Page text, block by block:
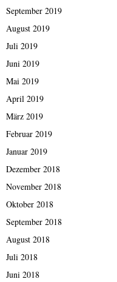
September 2019
August 2019
Juli 2019
Juni 2019
Mai 2019
April 2019
März 2019
Februar 2019
Januar 2019
Dezember 2018
November 2018
Oktober 2018
September 2018
August 2018
Juli 2018
Juni 2018